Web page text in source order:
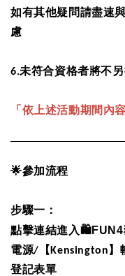
如有其他疑問請盡速
慮
6.未符合資格者將不
「依上述活動期間內
🌟參加流程
步驟一：
點擊連結進入🛍FUN4
電源/【Kensington】
登記表單